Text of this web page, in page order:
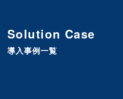
Solution Case
導入事例一覧